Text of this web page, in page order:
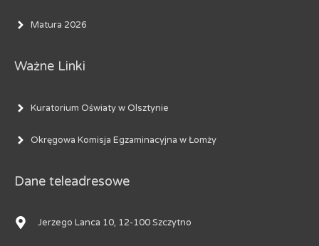
Matura 2026
Ważne Linki
Kuratorium Oświaty w Olsztynie
Okręgowa Komisja Egzaminacyjna w Łomży
Dane teleadresowe
Jerzego Lanca 10, 12-100 Szczytno